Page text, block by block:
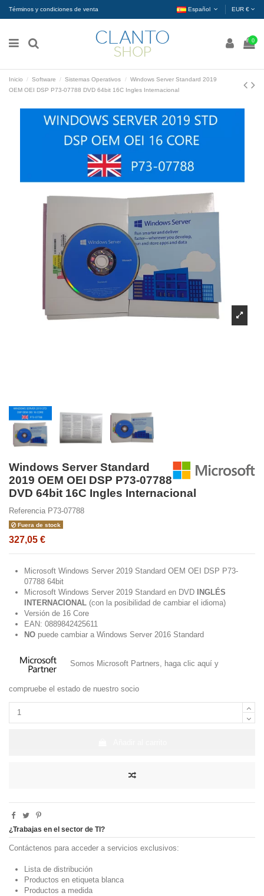
Términos y condiciones de venta Español EUR €
0
Inicio Software Sistemas Operativos
Windows Server Standard 2019
OEM OEI DSP P73-07788 DVD 64bit 16C Ingles Internacional
Windows Server Standard
2019 OEM OEI DSP P73-07788
DVD 64bit 16C Ingles Internacional
Referencia P73-07788
Fuera de stock
327,05 €
Microsoft Windows Server 2019 Standard OEM OEI DSP P73-
07788 64bit
Microsoft Windows Server 2019 Standard en DVD
INGLÉS
INTERNACIONAL (con la posibilidad de cambiar el idioma)
Versión de 16 Core
EAN: 0889842425611
NO puede cambiar a Windows Server 2016 Standard
Somos Microsoft Partners, haga clic aquí y
compruebe el estado de nuestro socio
¿Trabajas en el sector de TI?
Contáctenos para acceder a servicios exclusivos:
Lista de distribución
Productos en etiqueta blanca
Productos a medida